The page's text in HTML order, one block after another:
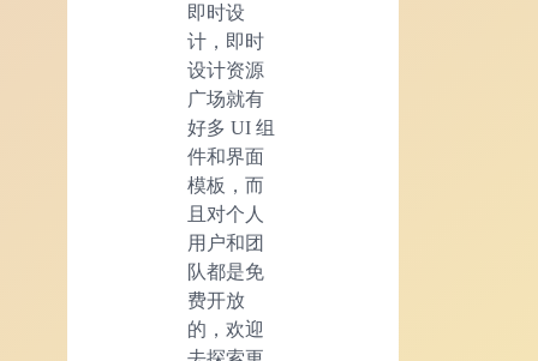
即时设
计，即时
设计资源
广场就有
好多 UI 组
件和界面
模板，而
且对个人
用户和团
队都是免
费开放
的，欢迎